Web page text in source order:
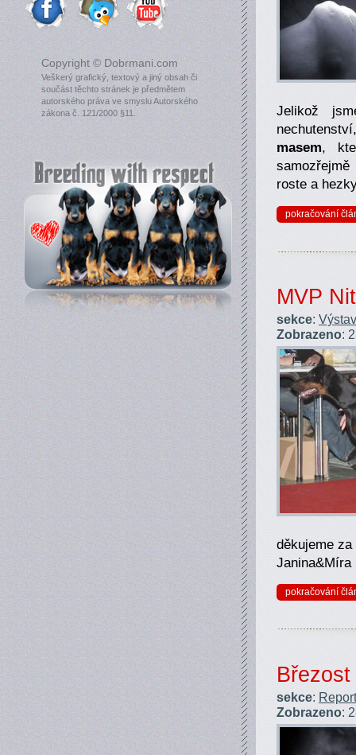
Copyright © Dobrmani.com
Veškerý grafický, textový a jiný obsah či
součást těchto stránek je předmětem
autorského práva ve smyslu Autorského
zákona č. 121/2000 §11.
Jelikož
masem,
roste a
pokračování
MVP
sekce:
Zobrazeno:
děkujeme
Janina&Míra
pokračování
sekce:
Zobrazeno: